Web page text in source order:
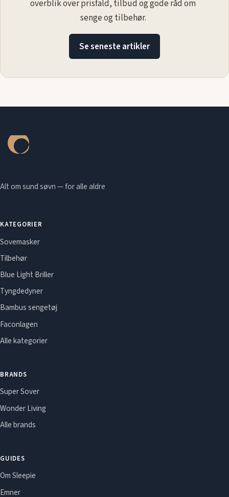
overblik over prisfald, tilbud og gode råd om
senge og tilbehør.
Se seneste artikler
Alt om sund søvn — for alle aldre
KATEGORIER
Sovemasker
Tilbehør
Blue Light Briller
Tyngdedyner
Bambus sengetøj
Faconlagen
Alle kategorier
BRANDS
Super Sover
Wonder Living
Alle brands
GUIDES
Om Sleepie
Emner